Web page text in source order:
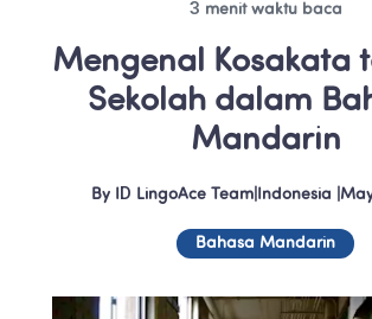
3 menit waktu baca
Mengenal Kosakata
Sekolah dalam
Mandarin
By ID LingoAce Team Indonesia
Bahasa Mandarin